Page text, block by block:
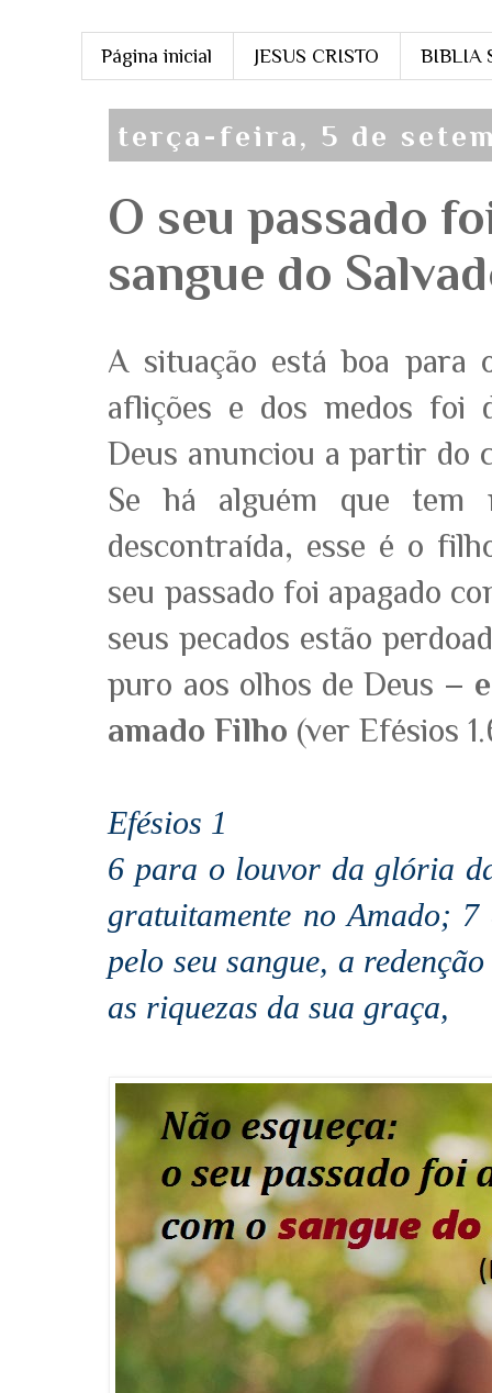
Página inicial JESUS CRISTO BIBLIA
terça-feira, 5 de
O seu passado
sangue do
A situação está boa para
aflições e dos medos foi
Deus anunciou a partir do
Se há alguém que tem
descontraída, esse é o
seu passado foi apagado
seus pecados estão
puro aos olhos de Deus –
amado Filho (ver Efésios
Efésios 1
6 para o louvor da glória
gratuitamente no Amado; 7
pelo seu sangue, a
as riquezas da sua graça,